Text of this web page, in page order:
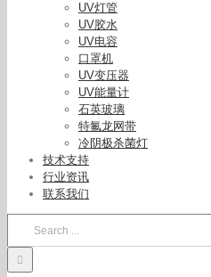
UV灯管
UV胶水
UV电容
口罩机
UV变压器
UV能量计
石英玻璃
特氟龙网带
冷阴极杀菌灯
技术支持
行业资讯
联系我们